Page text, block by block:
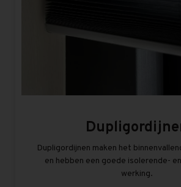
Dupligordijnen maken het
en hebben een goede isolerende-
werking.